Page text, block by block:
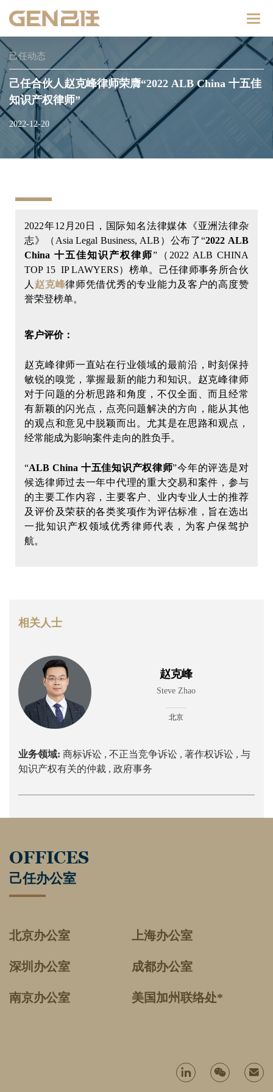
己任动态
己任合伙人赵克峰律师荣膺“2022 ALB China 十五佳
知识产权律师”
2022-12-20
2022年12月20日，国际知名法律媒体《亚洲法律杂
志》（Asia Legal Business, ALB）公布了“2022 ALB
China 十五佳知识产权律师”（2022 ALB CHINA
TOP 15 IP LAWYERS）榜单。己任律师事务所合伙
人 赵克峰律师凭借优秀的专业能力及客户的高度赞
誉荣登榜单。
客户评价：
赵克峰律师一直站在行业领域的最前沿，时刻保持
敏锐的嗅觉，掌握最新的能力和知识。赵克峰律师
对于问题的分析思路和角度，不仅全面、而且经常
有新颖的闪光点，点亮问题解决的方向，能从其他
的观点和意见中脱颖而出。尤其是在思路和观点，
经常能成为影响案件走向的胜负手。
“ALB China 十五佳知识产权律师”今年的评选是对
候选律师过去一年中代理的重大交易和案件，参与
的主要工作内容，主要客户、业内专业人士的推荐
及评价及荣获的各类奖项作为评估标准，旨在选出
一批知识产权领域优秀律师代表，为客户保驾护
航。
相关人士
赵克峰
Steve Zhao
北京
业务领域: 商标诉讼 , 不正当竞争诉讼 , 著作权诉讼 , 与
知识产权有关的仲裁 , 政府事务
OFFICES
己任办公室
北京办公室 上海办公室
深圳办公室 成都办公室
南京办公室 美国加州联络处*